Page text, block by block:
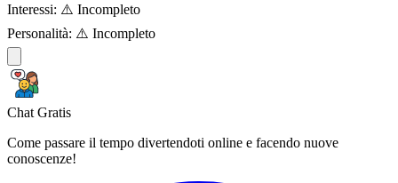
Interessi: ⚠️ Incompleto
Personalità: ⚠️ Incompleto
Chat Gratis
Come passare il tempo divertendoti online e facendo nuove
conoscenze!